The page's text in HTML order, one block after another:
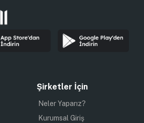
Şirketler İçin
Neler Yaparız?
Kurumsal Giriş